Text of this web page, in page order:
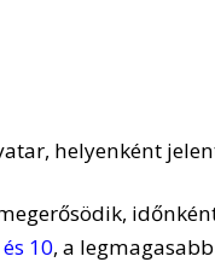
helyenként
10, a